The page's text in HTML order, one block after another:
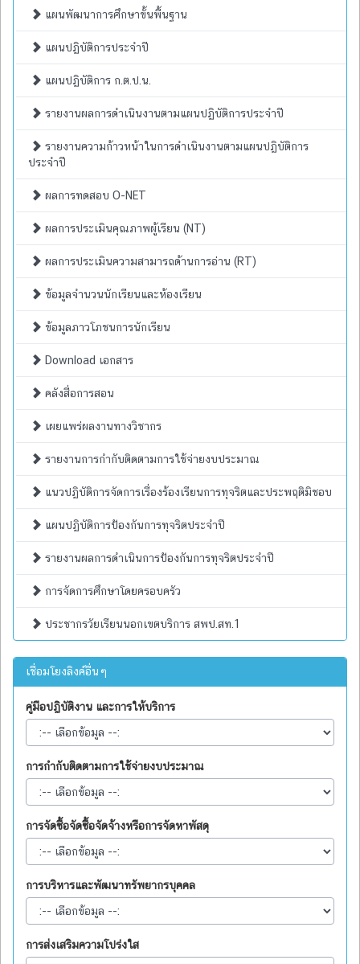
แผนพัฒนาการศึกษาขั้นพื้นฐาน
แผนปฏิบัติการประจำปี
แผนปฏิบัติการ ก.ต.ป.น.
รายงานผลการดำเนินงานตามแผนปฏิบัติการประจำปี
รายงานความก้าวหน้าในการดำเนินงานตามแผนปฏิบัติการ
ประจำปี
ผลการทดสอบ O-NET
ผลการประเมินคุณภาพผู้เรียน (NT)
ผลการประเมินความสามารถด้านการอ่าน (RT)
ข้อมูลจำนวนนักเรียนและห้องเรียน
ข้อมูลภาวโภชนการนักเรียน
Download เอกสาร
คลังสื่อการสอน
เผยแพร่ผลงานทางวิชากร
รายงานการกำกับติดตามการใช้จ่ายงบประมาณ
แนวปฏิบัติการจัดการเรื่องร้องเรียนการทุจริตและประพฤติมิชอบ
แผนปฏิบัติการป้องกันการทุจริตประจำปี
รายงานผลการดำเนินการป้องกันการทุจริตประจำปี
การจัดการศึกษาโดยครอบครัว
ประชากรวัยเรียนนอกเขตบริการ สพป.สท.1
เชื่อมโยงลิงค์อื่นๆ
คู่มือปฏิบัติงาน และการให้บริการ
การกำกับติดตามการใช้จ่ายงบประมาณ
การจัดซื้อจัดซื้อจัดจ้างหรือการจัดหาพัสดุ
การบริหารและพัฒนาทรัพยากรบุคคล
การส่งเสริมความโปร่งใส